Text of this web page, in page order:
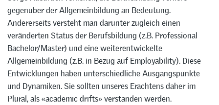
gegenüber der Allgemeinbildung an Bedeutung.
Andererseits versteht man darunter zugleich einen
veränderten Status der Berufsbildung (z.B. Professional
Bachelor/Master) und eine weiterentwickelte
Allgemeinbildung (z.B. in Bezug auf Employability). Diese
Entwicklungen haben unterschiedliche Ausgangspunkte
und Dynamiken. Sie sollten unseres Erachtens daher im
Plural, als «academic drifts» verstanden werden.